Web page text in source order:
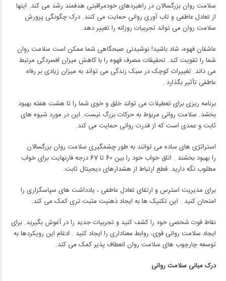
سلامت روان بزرگسالان در راهبردهای خودمراقبتی هدفمند رشد می کند. اینها
از تعادل عاطفی و تاب آوری روانی حمایت می کنند. درک چگونگی پرورش
سلامت روان می تواند تجربیات روزانه را تغییر دهد.
عاشقان قهوه، شاد باشید! نوشیدنی صبحگاهی شما ممکن است سلامت روان
شما را تقویت کند. تحقیقات مصرف قهوه را با کاهش میزان افسردگی مرتبط
می داند. تغییرات کوچک در سبک زندگی می تواند به میزان زیادی بر رفاه
عاطفی تأثیر بگذارد .
برنامه ریزی برای تعطیلات می تواند خلق و خوی شما را تا هشت هفته بهبود
بخشد. سلامت روانی مربوط به حرکات بزرگ نیست. این در مورد شیوه های
ثابت و عمدی است که از قدرت روانی حمایت می کند.
استراتژی های ساده می توانند به طور چشمگیری سلامت روان بزرگسالان
را بهبود بخشند . اتاق خواب خود را بین 60 تا 67 درجه فارنهایت برای خواب
مطلوب نگه دارید. قطع ارتباط از هشدارهای دیجیتال ثابت.
برای مدیریت استرس و ارتقای تعادل عاطفی ، یادداشت های سپاسگزاری را
امتحان کنید . این تکنیک ها به ایجاد ذهنیت مثبت تری کمک می کند.
نقاط قوت شخصی خود را کشف کنید و تجربیات جدید را در آغوش بگیرید. برای
ایجاد سلامت روانی قوی، روابط معناداری را ایجاد کنید . ادغام این رویکردها به
توسعه چارچوب های سلامت روان انعطاف پذیر کمک می کند.
درک مبانی سلامت روانی